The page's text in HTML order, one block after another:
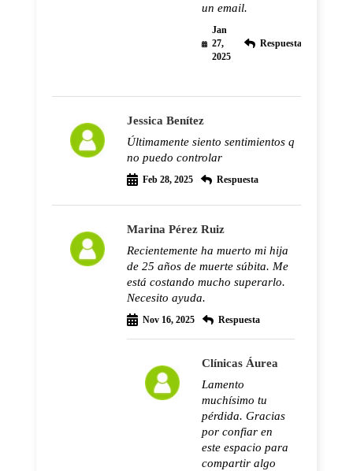
un email.
Jan
27,
2025
Respuesta
Jessica Benítez
Últimamente siento sentimientos q
no puedo controlar
Feb 28, 2025 Respuesta
Marina Pérez Ruiz
Recientemente ha muerto mi hija
de 25 años de muerte súbita. Me
está costando mucho superarlo.
Necesito ayuda.
Nov 16, 2025 Respuesta
Clínicas Áurea
Lamento
muchísimo tu
pérdida. Gracias
por confiar en
este espacio para
compartir algo